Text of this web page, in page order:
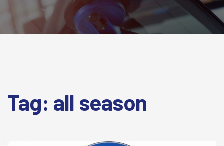
Tag: all season